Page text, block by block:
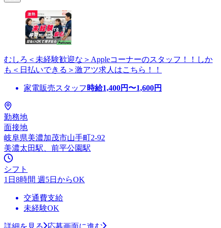
むしろ＜未経験歓迎な＞Appleコーナーのスタッフ！！しか
も＜日払いできる＞激アツ求人はこちら！！
家電販売スタッフ 時給1,400円〜1,600円
勤務地
面接地
岐阜県美濃加茂市山手町2-92
美濃太田駅、前平公園駅
シフト
1日8時間 週5日からOK
交通費支給
未経験OK
詳細を見る 応募画面に進む